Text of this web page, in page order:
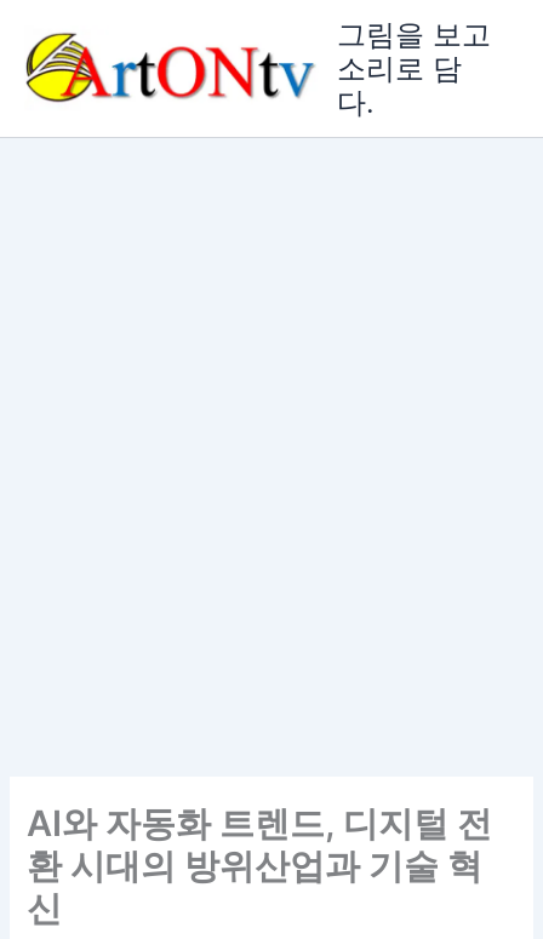
그림을 보고
소리로 담
다.
AI와 자동화 트렌드, 디지털 전
환 시대의 방위산업과 기술 혁
신